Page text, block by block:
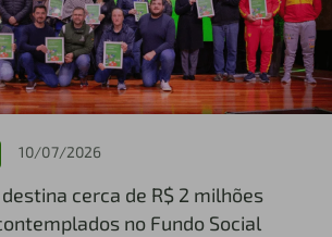
10/07/2026
cerca de R$ 2 milhões
no Fundo Social